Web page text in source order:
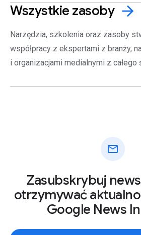
Wszystkie zasoby arrow_forward
Narzędzia, szkolenia oraz zasoby
współpracy z ekspertami z branży,
i organizacjami medialnymi z całego
mail
Zasubskrybuj
otrzymywać
Google News